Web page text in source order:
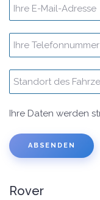
Ihre Daten werden
Rover